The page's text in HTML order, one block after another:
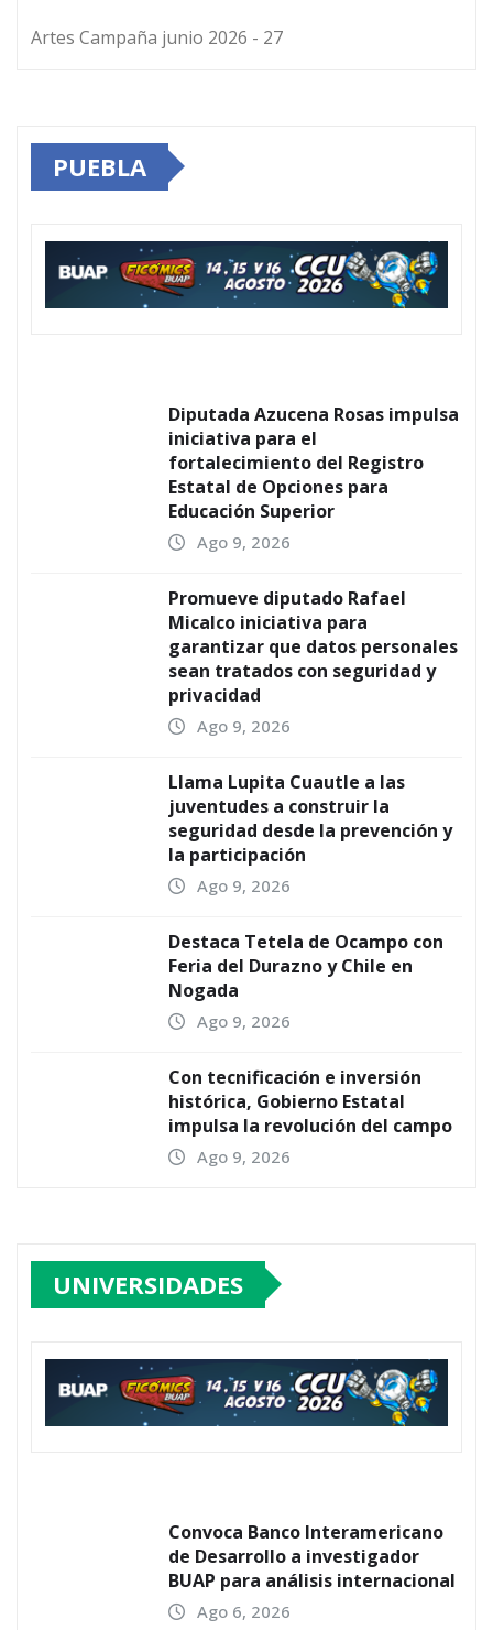
Artes Campaña junio 2026 - 27
PUEBLA
Diputada Azucena Rosas impulsa
iniciativa para el
fortalecimiento del Registro
Estatal de Opciones para
Educación Superior
Ago 9, 2026
Promueve diputado Rafael
Micalco iniciativa para
garantizar que datos personales
sean tratados con seguridad y
privacidad
Ago 9, 2026
Llama Lupita Cuautle a las
juventudes a construir la
seguridad desde la prevención y
la participación
Ago 9, 2026
Destaca Tetela de Ocampo con
Feria del Durazno y Chile en
Nogada
Ago 9, 2026
Con tecnificación e inversión
histórica, Gobierno Estatal
impulsa la revolución del campo
Ago 9, 2026
UNIVERSIDADES
Convoca Banco Interamericano
de Desarrollo a investigador
BUAP para análisis internacional
Ago 6, 2026